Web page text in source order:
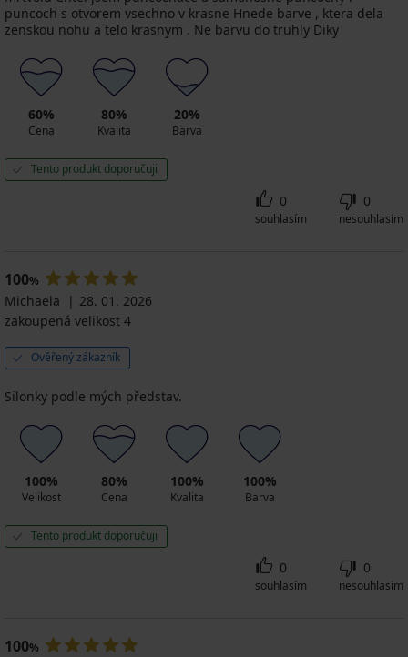
puncoch s otvorem vsechno v krasne Hnede barve , ktera dela
zenskou nohu a telo krasnym . Ne barvu do truhly Diky
60%
Cena
80%
Kvalita
20%
Barva
Tento produkt doporučuji
0
souhlasím
0
nesouhlasím
100%
Michaela
28. 01. 2026
zakoupená velikost 4
Ověřený zákazník
Silonky podle mých představ.
100%
Velikost
80%
Cena
100%
Kvalita
100%
Barva
Tento produkt doporučuji
0
souhlasím
0
nesouhlasím
100%